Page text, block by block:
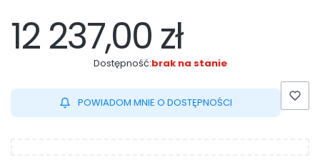
12 237,00 zł
Dostępność:brak na stanie
POWIADOM MNIE O DOSTĘPNOŚCI